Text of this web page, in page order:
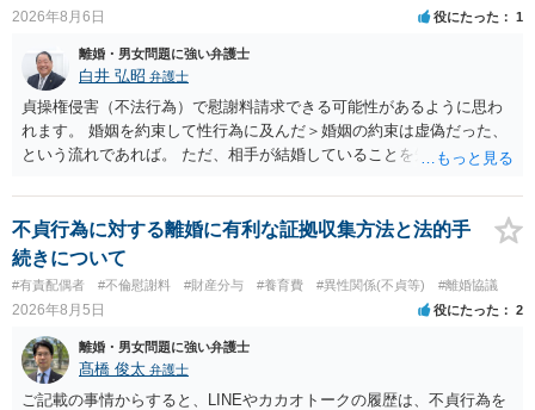
2026年8月6日 役にたった 1
離婚・男女問題に強い弁護士
白井 弘昭 弁護士
貞操権侵害（不法行為）で慰謝料請求できる可能性があるように思わ
れます。 婚姻を約束して性行為に及んだ＞婚姻の約束は虚偽だった、
という流れであれば。 ただ、相手が結婚していることを知って行為に
性も認められそうですので、あまり慰謝料は高額にならないように思
われます。 一度、最寄りの弁護士に相談してみてください。
不貞行為に対する離婚に有利な証拠収集方法と法的手
続きについて
#有責配偶者 #不倫慰謝料 #財産分与 #養育費 #異性関係(不貞等) #離婚協議
2026年8月5日 役にたった 2
離婚・男女問題に強い弁護士
髙橋 俊太 弁護士
ご記載の事情からすると、LINEやカカオトークの履歴は、不貞行為を